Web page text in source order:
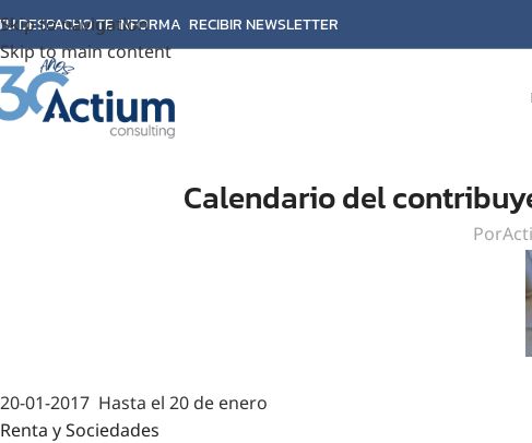
Skip to navigation
Skip to main content
DESPACHO TE INFORMA RECIBIR NEWSLETTER
Calendario del
Por
20-01-2017 Hasta el 20 de enero
Renta y Sociedades